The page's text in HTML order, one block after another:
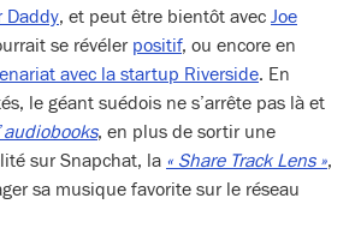
Daddy, et peut être bientôt avec Joe
se révéler positif, ou encore en
avec la startup Riverside. En
le géant suédois ne s’arrête pas là et
audiobooks, en plus de sortir une
sur Snapchat, la « Share Track Lens »,
sa musique favorite sur le réseau